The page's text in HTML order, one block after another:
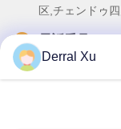
区,チェンドゥ
86-28-
Derral Xu